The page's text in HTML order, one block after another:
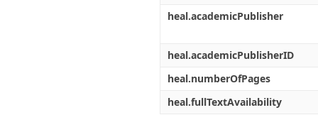
heal.academicPublisher
heal.academicPublisherID
heal.numberOfPages
heal.fullTextAvailability